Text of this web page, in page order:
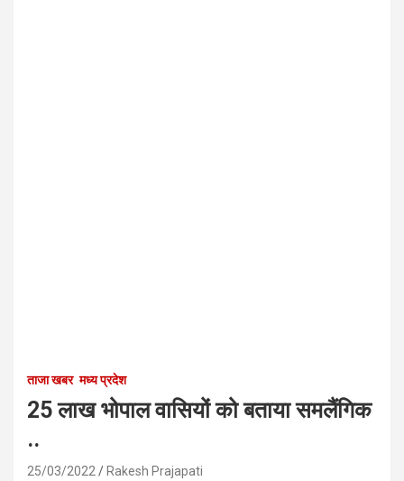
ताजा खबर मध्य प्रदेश
25 लाख भोपाल वासियों को बताया समलैंगिक
..
25/03/2022 Rakesh Prajapati